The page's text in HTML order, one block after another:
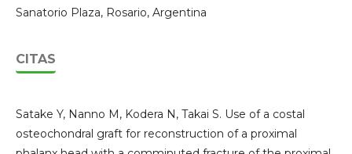
Sanatorio Plaza, Rosario, Argentina
CITAS
Satake Y, Nanno M, Kodera N, Takai S. Use of a costal
osteochondral graft for reconstruction of a proximal